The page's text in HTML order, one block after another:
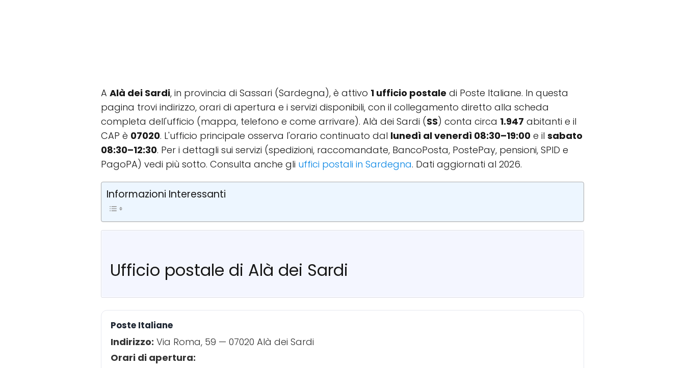
A Alà dei Sardi, in provincia di Sassari (Sardegna), è attivo 1 ufficio postale di Poste Italiane. In questa
pagina trovi indirizzo, orari di apertura e i servizi disponibili, con il collegamento diretto alla scheda
completa dell'ufficio (mappa, telefono e come arrivare). Alà dei Sardi (SS) conta circa 1.947 abitanti e il
CAP è 07020. L'ufficio principale osserva l'orario continuato dal lunedì al venerdì 08:30–19:00 e il sabato
08:30–12:30. Per i dettagli sui servizi (spedizioni, raccomandate, BancoPosta, PostePay, pensioni, SPID e
PagoPA) vedi più sotto. Consulta anche gli uffici postali in Sardegna. Dati aggiornati al 2026.
Informazioni Interessanti
Ufficio postale di Alà dei Sardi
Poste Italiane
Indirizzo: Via Roma, 59 — 07020 Alà dei Sardi
Orari di apertura: